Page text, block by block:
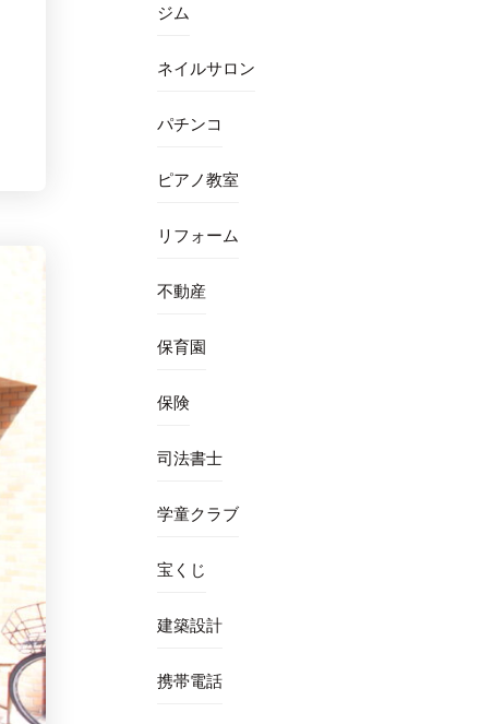
ジム
ネイルサロン
パチンコ
ピアノ教室
リフォーム
不動産
保育園
保険
司法書士
学童クラブ
宝くじ
建築設計
携帯電話